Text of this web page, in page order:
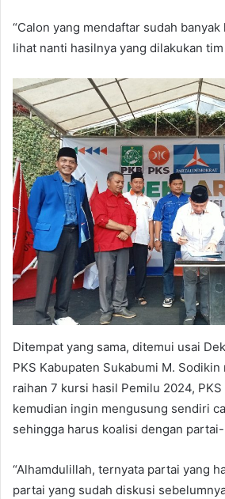
“Calon yang mendaftar sudah
lihat nanti hasilnya yang dilakukan
Ditempat yang sama, ditemui usai
PKS Kabupaten Sukabumi M.
raihan 7 kursi hasil Pemilu 2024,
kemudian ingin mengusung sendiri
sehingga harus koalisi dengan
“Alhamdulillah, ternyata partai yang
partai yang sudah diskusi